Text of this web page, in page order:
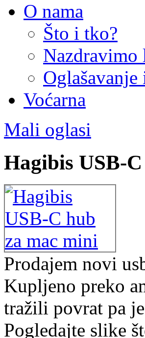
O nama
Što i tko?
Nazdravimo
Voćarna
Mali oglasi
Hagibis USB-
Prodajem novi
Kupljeno preko
tražili povrat pa
Pogledajte slike